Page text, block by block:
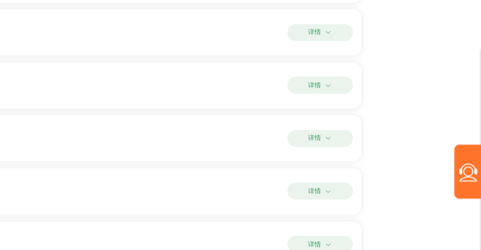
详情
详情
详情
详情
详情